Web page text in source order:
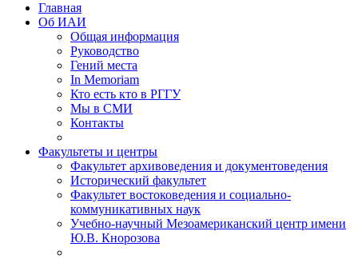
Главная
Об ИАИ
Общая информация
Руководство
Гений места
In Memoriam
Кто есть кто в РГГУ
Мы в СМИ
Контакты
Факультеты и центры
Факультет архивоведения и документоведения
Исторический факультет
Факультет востоковедения и социально-
коммуникативных наук
Учебно-научный Мезоамериканский центр имени
Ю.В. Кнорозова